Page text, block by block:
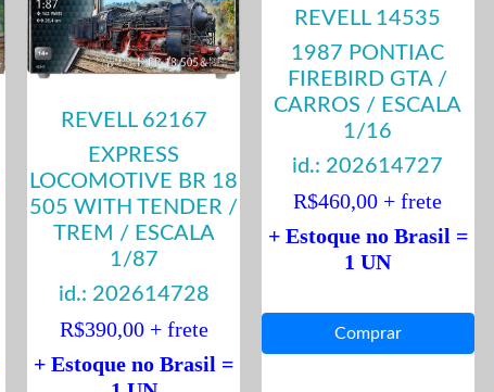
REVELL 62167
EXPRESS
LOCOMOTIVE BR 18
505 WITH TENDER /
TREM / ESCALA
1/87
id.: 202614728
R$390,00 + frete
+ Estoque no Brasil =
REVELL 14535
1987 PONTIAC
FIREBIRD GTA /
CARROS / ESCALA
1/16
id.: 202614727
R$460,00 + frete
+ Estoque no Brasil =
1 UN